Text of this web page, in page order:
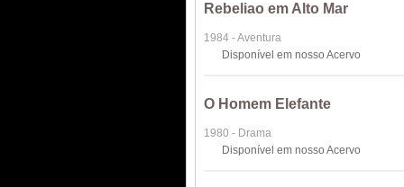
Rebeliao em Alto Mar
1984 - Aventura
Disponível em nosso Acervo
O Homem Elefante
1980 - Drama
Disponível em nosso Acervo